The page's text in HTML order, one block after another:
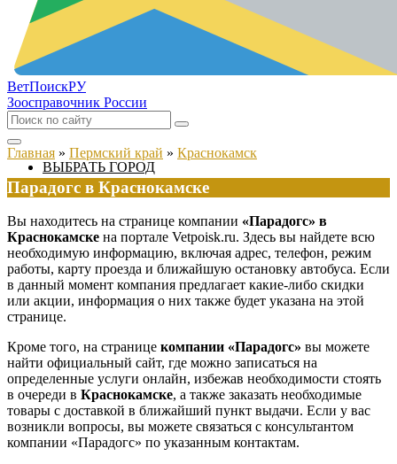
ВетПоискРУ
Зоосправочник России
ВЫБРАТЬ ГОРОД
Главная » Пермский край » Краснокамск
Парадогс в Краснокамске
Вы находитесь на странице компании «Парадогс» в
Краснокамске на портале Vetpoisk.ru. Здесь вы найдете всю
необходимую информацию, включая адрес, телефон, режим
работы, карту проезда и ближайшую остановку автобуса. Если
в данный момент компания предлагает какие-либо скидки
или акции, информация о них также будет указана на этой
странице.
Кроме того, на странице компании «Парадогс» вы можете
найти официальный сайт, где можно записаться на
определенные услуги онлайн, избежав необходимости стоять
в очереди в Краснокамске, а также заказать необходимые
товары с доставкой в ближайший пункт выдачи. Если у вас
возникли вопросы, вы можете связаться с консультантом
компании «Парадогс» по указанным контактам.